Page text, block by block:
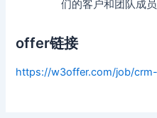
们的客户和团队成
offer链接
https://w3offer.com/job/